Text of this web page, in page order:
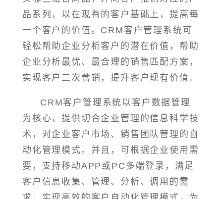
品系列，以在现有的客户基础上，提高每
一个客户的价值。CRM客户管理系统可
轻松帮助企业分析客户的潜在价值，帮助
企业分析最优、最合理的销售匹配方案，
实现客户二次营销，提升客户现有价值。
CRM客户管理系统以客户数据管理
为核心，提供切合企业管理的信息科学技
术，对企业客户市场、销售团队管理的自
动化管理模式。并且，可根据企业使用需
要，支持移动APP或PC多端登录，满足
客户信息收集、管理、分析、调用的需